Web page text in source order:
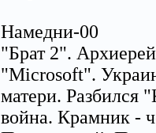
Намедни-00
"Брат 2".
"Microsoft".
матери. Разбился
война. Крамник -